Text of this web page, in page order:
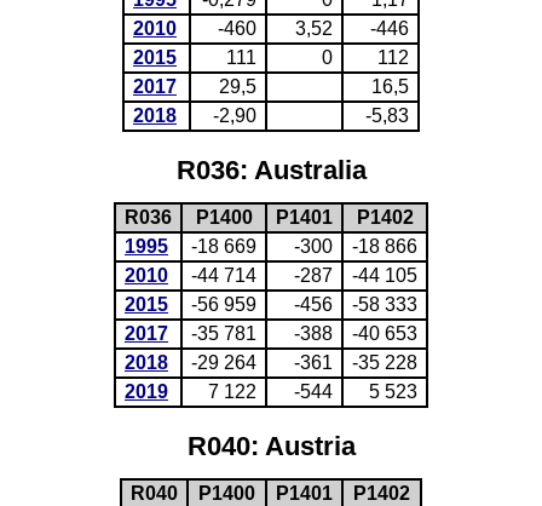
2010
-460 3,52
-446
2015
111 0
112
2017
29,5
16,5
2018
-2,90 -5,83
R036: Australia
R036 P1400 P1401
P1402
1995
-18 669 -300
-18 866
2010
-44 714 -287
-44 105
2015
-56 959 -456
-58 333
2017
-35 781 -388
-40 653
2018
-29 264 -361
-35 228
2019
7 122 -544 5 523
R040: Austria
R040 P1400 P1401
P1402